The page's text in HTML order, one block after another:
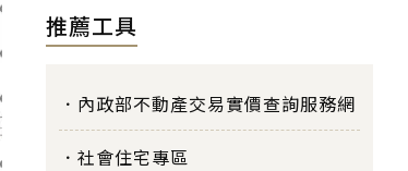
推薦工具
內政部不動產交易實價查詢服務網
社會住宅專區